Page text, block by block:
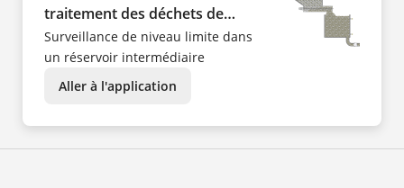
traitement des déchets de
poisson
Surveillance de niveau limite dans
un réservoir intermédiaire
Aller à l'application